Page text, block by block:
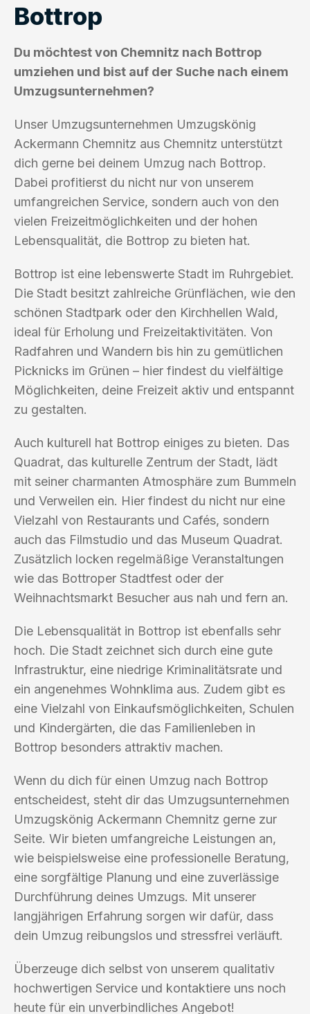
Bottrop
Du möchtest von Chemnitz nach Bottrop
umziehen und bist auf der Suche nach einem
Umzugsunternehmen?
Unser Umzugsunternehmen Umzugskönig
Ackermann Chemnitz aus Chemnitz unterstützt
dich gerne bei deinem Umzug nach Bottrop.
Dabei profitierst du nicht nur von unserem
umfangreichen Service, sondern auch von den
vielen Freizeitmöglichkeiten und der hohen
Lebensqualität, die Bottrop zu bieten hat.
Bottrop ist eine lebenswerte Stadt im Ruhrgebiet.
Die Stadt besitzt zahlreiche Grünflächen, wie den
schönen Stadtpark oder den Kirchhellen Wald,
ideal für Erholung und Freizeitaktivitäten. Von
Radfahren und Wandern bis hin zu gemütlichen
Picknicks im Grünen – hier findest du vielfältige
Möglichkeiten, deine Freizeit aktiv und entspannt
zu gestalten.
Auch kulturell hat Bottrop einiges zu bieten. Das
Quadrat, das kulturelle Zentrum der Stadt, lädt
mit seiner charmanten Atmosphäre zum Bummeln
und Verweilen ein. Hier findest du nicht nur eine
Vielzahl von Restaurants und Cafés, sondern
auch das Filmstudio und das Museum Quadrat.
Zusätzlich locken regelmäßige Veranstaltungen
wie das Bottroper Stadtfest oder der
Weihnachtsmarkt Besucher aus nah und fern an.
Die Lebensqualität in Bottrop ist ebenfalls sehr
hoch. Die Stadt zeichnet sich durch eine gute
Infrastruktur, eine niedrige Kriminalitätsrate und
ein angenehmes Wohnklima aus. Zudem gibt es
eine Vielzahl von Einkaufsmöglichkeiten, Schulen
und Kindergärten, die das Familienleben in
Bottrop besonders attraktiv machen.
Wenn du dich für einen Umzug nach Bottrop
entscheidest, steht dir das Umzugsunternehmen
Umzugskönig Ackermann Chemnitz gerne zur
Seite. Wir bieten umfangreiche Leistungen an,
wie beispielsweise eine professionelle Beratung,
eine sorgfältige Planung und eine zuverlässige
Durchführung deines Umzugs. Mit unserer
langjährigen Erfahrung sorgen wir dafür, dass
dein Umzug reibungslos und stressfrei verläuft.
Überzeuge dich selbst von unserem qualitativ
hochwertigen Service und kontaktiere uns noch
heute für ein unverbindliches Angebot!